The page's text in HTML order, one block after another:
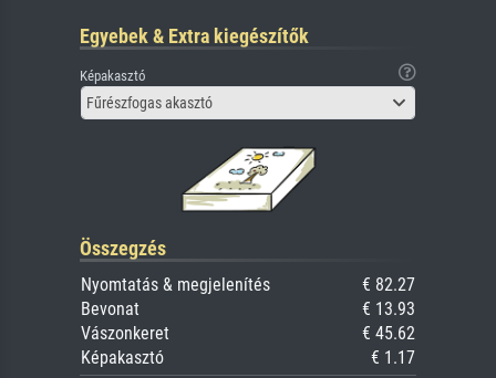
Egyebek & Extra kiegészítők
Képakasztó
Fűrészfogas akasztó
Összegzés
Nyomtatás & megjelenítés
€ 82.27
Bevonat
€ 13.93
Vászonkeret
€ 45.62
Képakasztó
€ 1.17